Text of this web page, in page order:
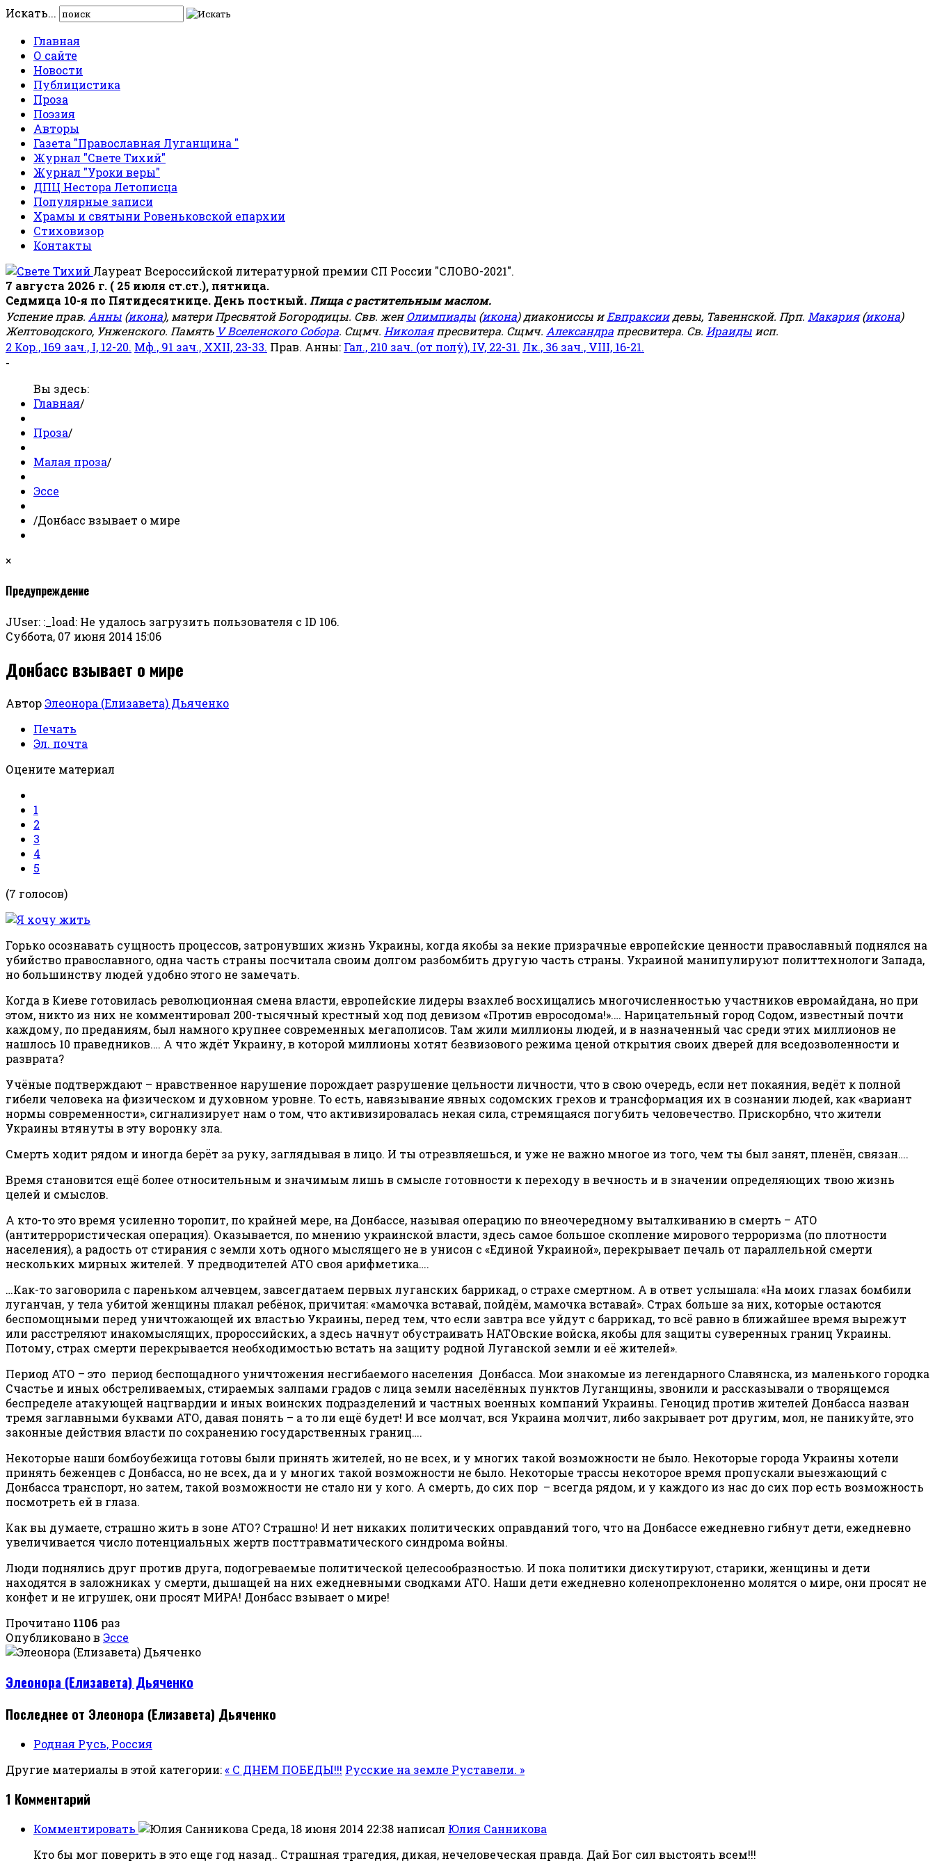
Искать...
Главная
О сайте
Новости
Публицистика
Проза
Поэзия
Авторы
Газета "Православная Луганщина "
Журнал "Свете Тихий"
Журнал "Уроки веры"
ДПЦ Нестора Летописца
Популярные записи
Храмы и святыни Ровеньковской епархии
Стиховизор
Контакты
Лауреат Всероссийской литературной премии СП России "СЛОВО-2021".
7 августа 2026 г. ( 25 июля ст.ст.), пятница.
Седмица 10-я по Пятидесятнице. День постный. Пища с растительным маслом.
Успение прав. Анны (икона), матери Пресвятой Богородицы. Свв. женОлимпиады (икона) диакониссы иЕвпраксиидевы, Тавеннской. Прп. Макария(икона)
Желтоводского, Унженского. Память V Вселенского Собора. Сщмч. Николаяпресвитера. Сщмч. Александра пресвитера. Св. Ираиды исп.
2 Кор., 169 зач., I, 12-20. Мф., 91 зач., XXII, 23-33. Прав. Анны: Гал., 210 зач. (от полу́), IV, 22-31. Лк., 36 зач., VIII, 16-21.
-
Вы здесь:
Главная/
Проза/
Малая проза/
Эссе
/Донбасс взывает о мире
×
Предупреждение
JUser: :_load: Не удалось загрузить пользователя с ID 106.
Суббота, 07 июня 2014 15:06
Донбасс взывает о мире
Автор Элеонора (Елизавета) Дьяченко
Печать
Эл. почта
Оцените материал
1
2
3
4
5
(7 голосов)
Горько осознавать сущность процессов, затронувших жизнь Украины, когда якобы за некие призрачные европейские ценности православный поднялся на
убийство православного, одна часть страны посчитала своим долгом разбомбить другую часть страны. Украиной манипулируют политтехнологи Запада,
но большинству людей удобно этого не замечать.
Когда в Киеве готовилась революционная смена власти, европейские лидеры взахлеб восхищались многочисленностью участников евромайдана, но при
этом, никто из них не комментировал 200-тысячный крестный ход под девизом «Против евросодома!».… Нарицательный город Содом, известный почти
каждому, по преданиям, был намного крупнее современных мегаполисов. Там жили миллионы людей, и в назначенный час среди этих миллионов не
нашлось 10 праведников.… А что ждёт Украину, в которой миллионы хотят безвизового режима ценой открытия своих дверей для вседозволенности и
разврата?
Учёные подтверждают – нравственное нарушение порождает разрушение цельности личности, что в свою очередь, если нет покаяния, ведёт к полной
гибели человека на физическом и духовном уровне. То есть, навязывание явных содомских грехов и трансформация их в сознании людей, как «вариант
нормы современности», сигнализирует нам о том, что активизировалась некая сила, стремящаяся погубить человечество. Прискорбно, что жители
Украины втянуты в эту воронку зла.
Смерть ходит рядом и иногда берёт за руку, заглядывая в лицо. И ты отрезвляешься, и уже не важно многое из того, чем ты был занят, пленён, связан….
Время становится ещё более относительным и значимым лишь в смысле готовности к переходу в вечность и в значении определяющих твою жизнь
целей и смыслов.
А кто-то это время усиленно торопит, по крайней мере, на Донбассе, называя операцию по внеочередному выталкиванию в смерть – АТО
(антитеррористическая операция). Оказывается, по мнению украинской власти, здесь самое большое скопление мирового терроризма (по плотности
населения), а радость от стирания с земли хоть одного мыслящего не в унисон с «Единой Украиной», перекрывает печаль от параллельной смерти
нескольких мирных жителей. У предводителей АТО своя арифметика….
…Как-то заговорила с пареньком алчевцем, завсегдатаем первых луганских баррикад, о страхе смертном. А в ответ услышала: «На моих глазах бомбили
луганчан, у тела убитой женщины плакал ребёнок, причитая: «мамочка вставай, пойдём, мамочка вставай». Страх больше за них, которые остаются
беспомощными перед уничтожающей их властью Украины, перед тем, что если завтра все уйдут с баррикад, то всё равно в ближайшее время вырежут
или расстреляют инакомыслящих, пророссийских, а здесь начнут обустраивать НАТОвские войска, якобы для защиты суверенных границ Украины.
Потому, страх смерти перекрывается необходимостью встать на защиту родной Луганской земли и её жителей».
Период АТО – это период беспощадного уничтожения несгибаемого населения Донбасса. Мои знакомые из легендарного Славянска, из маленького городка
Счастье и иных обстреливаемых, стираемых залпами градов с лица земли населённых пунктов Луганщины, звонили и рассказывали о творящемся
беспределе атакующей нацгвардии и иных воинских подразделений и частных военных компаний Украины. Геноцид против жителей Донбасса назван
тремя заглавными буквами АТО, давая понять – а то ли ещё будет! И все молчат, вся Украина молчит, либо закрывает рот другим, мол, не паникуйте, это
законные действия власти по сохранению государственных границ….
Некоторые наши бомбоубежища готовы были принять жителей, но не всех, и у многих такой возможности не было. Некоторые города Украины хотели
принять беженцев с Донбасса, но не всех, да и у многих такой возможности не было. Некоторые трассы некоторое время пропускали выезжающий с
Донбасса транспорт, но затем, такой возможности не стало ни у кого. А смерть, до сих пор – всегда рядом, и у каждого из нас до сих пор есть возможность
посмотреть ей в глаза.
Как вы думаете, страшно жить в зоне АТО? Страшно! И нет никаких политических оправданий того, что на Донбассе ежедневно гибнут дети, ежедневно
увеличивается число потенциальных жертв посттравматического синдрома войны.
Люди поднялись друг против друга, подогреваемые политической целесообразностью. И пока политики дискутируют, старики, женщины и дети
находятся в заложниках у смерти, дышащей на них ежедневными сводками АТО. Наши дети ежедневно коленопреклоненно молятся о мире, они просят не
конфет и не игрушек, они просят МИРА! Донбасс взывает о мире!
Прочитано 1106 раз
Опубликовано в Эссе
Элеонора (Елизавета) Дьяченко
Последнее от Элеонора (Елизавета) Дьяченко
Родная Русь, Россия
Другие материалы в этой категории:« С ДНЕМ ПОБЕДЫ!!! Русские на земле Руставели. »
1 Комментарий
Комментировать Среда, 18 июня 2014 22:38 написал Юлия Санникова
Кто бы мог поверить в это еще год назад.. Страшная трагедия, дикая, нечеловеческая правда. Дай Бог сил выстоять всем!!!